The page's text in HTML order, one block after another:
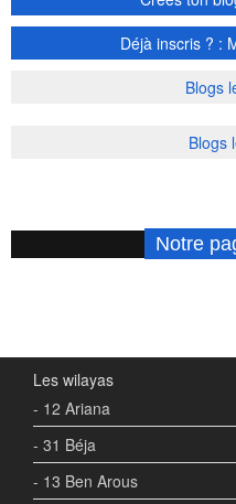
Déjà inscris ? :
Blogs
Blogs
Notre
Les wilayas
- 12 Ariana
- 31 Béja
- 13 Ben Arous